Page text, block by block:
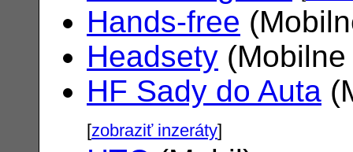
Hands-free
Headsety
HF Sady do Auta
[zobraziť inzeráty]